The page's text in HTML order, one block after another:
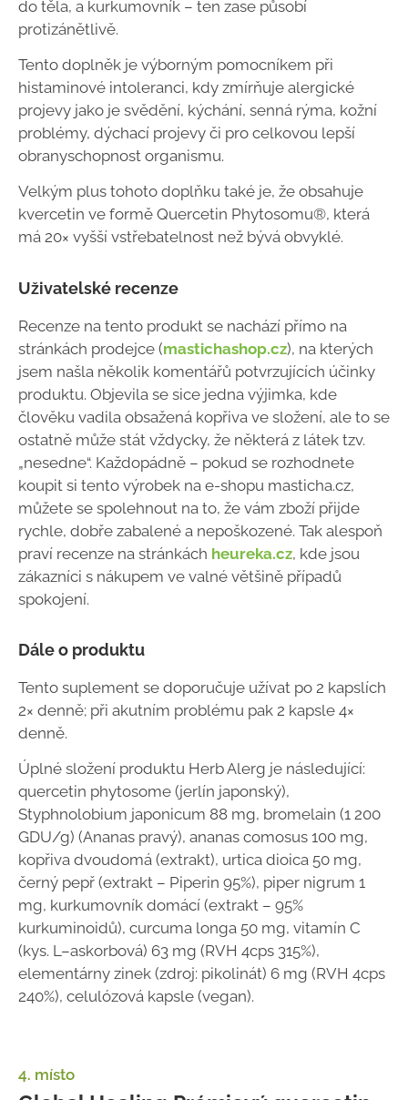
do těla, a kurkumovník – ten zase působí
protizánětlivě.
Tento doplněk je výborným pomocníkem při
histaminové intoleranci, kdy zmírňuje alergické
projevy jako je svědění, kýchání, senná rýma, kožní
problémy, dýchací projevy či pro celkovou lepší
obranyschopnost organismu.
Velkým plus tohoto doplňku také je, že obsahuje
kvercetin ve formě Quercetin Phytosomu®, která
má 20× vyšší vstřebatelnost než bývá obvyklé.
Uživatelské recenze
Recenze na tento produkt se nachází přímo na
stránkách prodejce (mastichashop.cz), na kterých
jsem našla několik komentářů potvrzujících účinky
produktu. Objevila se sice jedna výjimka, kde
člověku vadila obsažená kopřiva ve složení, ale to se
ostatně může stát vždycky, že některá z látek tzv.
„nesedne“. Každopádně – pokud se rozhodnete
koupit si tento výrobek na e-shopu masticha.cz,
můžete se spolehnout na to, že vám zboží přijde
rychle, dobře zabalené a nepoškozené. Tak alespoň
praví recenze na stránkách heureka.cz, kde jsou
zákazníci s nákupem ve valné většině případů
spokojení.
Dále o produktu
Tento suplement se doporučuje užívat po 2 kapslích
2× denně; při akutním problému pak 2 kapsle 4×
denně.
Úplné složení produktu Herb Alerg je následující:
quercetin phytosome (jerlín japonský),
Styphnolobium japonicum 88 mg, bromelain (1 200
GDU/g) (Ananas pravý), ananas comosus 100 mg,
kopřiva dvoudomá (extrakt), urtica dioica 50 mg,
černý pepř (extrakt –⁠ Piperin 95%), piper nigrum 1
mg, kurkumovník domácí (extrakt – 95%
kurkuminoidů), curcuma longa 50 mg, vitamín C
(kys. L–⁠askorbová) 63 mg (RVH 4cps 315%),
elementárny zinek (zdroj: pikolinát) 6 mg (RVH 4cps
240%), celulózová kapsle (vegan).
4. místo